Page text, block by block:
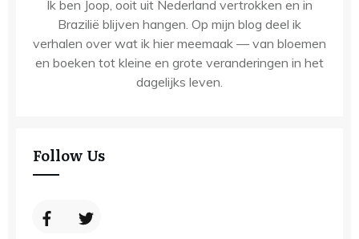
Ik ben Joop, ooit uit Nederland vertrokken en in
Brazilië blijven hangen. Op mijn blog deel ik
verhalen over wat ik hier meemaak — van bloemen
en boeken tot kleine en grote veranderingen in het
dagelijks leven.
Follow Us